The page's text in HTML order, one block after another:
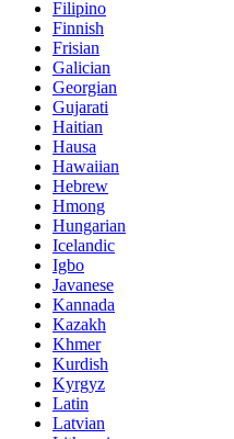
Filipino
Finnish
Frisian
Galician
Georgian
Gujarati
Haitian
Hausa
Hawaiian
Hebrew
Hmong
Hungarian
Icelandic
Igbo
Javanese
Kannada
Kazakh
Khmer
Kurdish
Kyrgyz
Latin
Latvian